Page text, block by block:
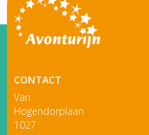
CONTACT
Van
Hogendorplaan
1027